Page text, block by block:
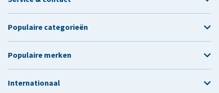
Populaire categorieën
Populaire merken
Internationaal